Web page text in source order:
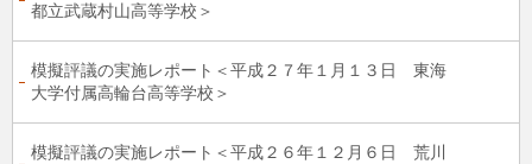
都立武蔵村山高等学校＞
模擬評議の実施レポート＜平成２７年１月１３日 東海
大学付属高輪台高等学校＞
模擬評議の実施レポート＜平成２６年１２月６日 荒川